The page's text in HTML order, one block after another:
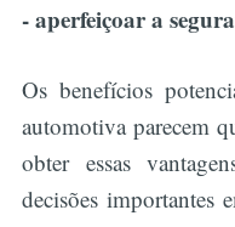
- aperfeiçoar a
Os benefícios
automotiva parecem
obter essas
decisões importantes